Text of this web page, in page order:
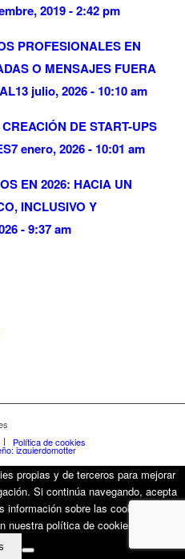
2019 - 2:42 pm
PROFESIONALES EN
O MENSAJES FUERA
13 julio, 2026 - 10:10 am
DE START-UPS
7 enero, 2026 - 10:01 am
EN 2026: HACIA UN
INCLUSIVO Y
- 9:37 am
Política de cookies
izquierdomotter
propias y de terceros para mejorar
Si continúa navegando, acepta
sobre las cookies que
política de cookies.